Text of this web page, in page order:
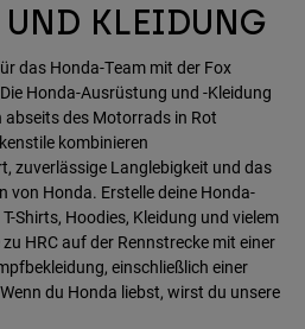
KLEIDUNG
das Honda-Team mit der Fox
Honda-Ausrüstung und -Kleidung
des Motorrads in Rot
kombinieren
zuverlässige Langlebigkeit und das
von Honda. Erstelle deine Honda-
Shirts, Hoodies, Kleidung und vielem
HRC auf der Rennstrecke mit einer
einschließlich einer
du Honda liebst, wirst du unsere